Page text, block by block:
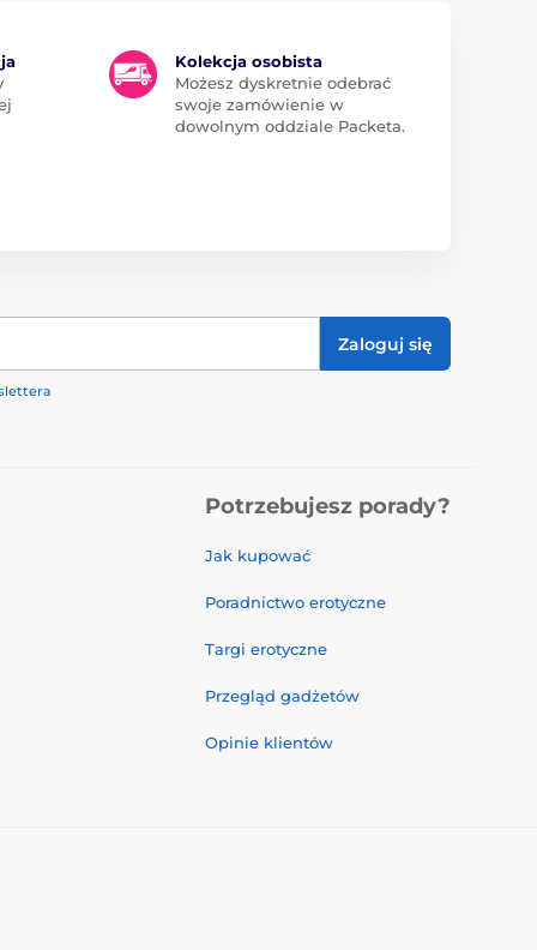
Kolekcja osobista
Możesz dyskretnie odebrać
swoje zamówienie w
dowolnym oddziale Packeta.
Zaloguj się
Potrzebujesz porady?
Jak kupować
Poradnictwo erotyczne
Targi erotyczne
Przegląd gadżetów
Opinie klientów